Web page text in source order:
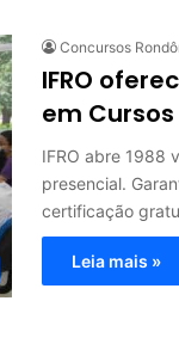
Concursos
IFRO
em
IFRO abre 1988
presencial.
certificação
Leia mais »